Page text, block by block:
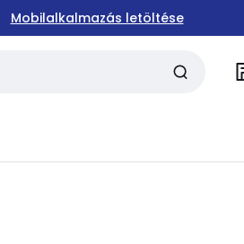
Mobilalkalmazás letöltése